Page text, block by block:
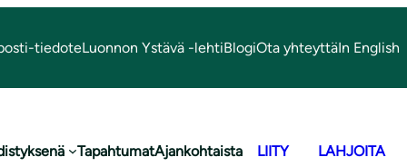
tiedoteLuonnon Ystävä -lehtiBlogiOta yhteyttäIn English
TapahtumatAjankohtaista LIITY LAHJOITA